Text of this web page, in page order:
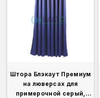
Штора Блэкаут Премиум
на люверсах для
примерочной серый,